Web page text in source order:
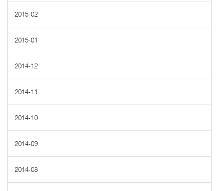
2015-02
2015-01
2014-12
2014-11
2014-10
2014-09
2014-08